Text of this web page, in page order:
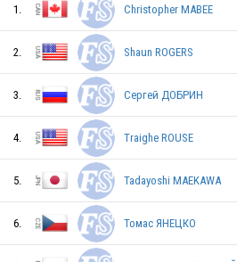
JPN
ITA
GBR
DEN
1. Christopher MABEE
2. Shaun ROGERS
3. Сергей ДОБРИН
4. Traighe ROUSE
5. Tadayoshi MAEKAWA
6. Томас ЯНЕЦКО